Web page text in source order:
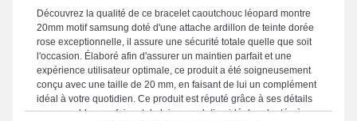
Découvrez la qualité de ce bracelet caoutchouc léopard montre
20mm motif samsung doté d'une attache ardillon de teinte dorée
rose exceptionnelle, il assure une sécurité totale quelle que soit
l'occasion. Élaboré afin d'assurer un maintien parfait et une
expérience utilisateur optimale, ce produit a été soigneusement
conçu avec une taille de 20 mm, en faisant de lui un complément
idéal à votre quotidien. Ce produit est réputé grâce à ses détails
remarquables, en faisant de lui une solution idéale adaptée à se